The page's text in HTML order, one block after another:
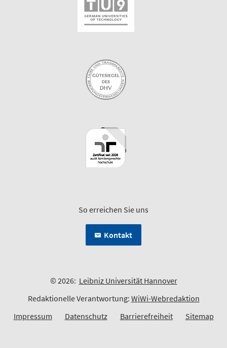
So erreichen Sie uns
Kontakt
© 2026: Leibniz Universität Hannover
Redaktionelle Verantwortung: WiWi-Webredaktion
Impressum
Datenschutz Barrierefreiheit Sitemap